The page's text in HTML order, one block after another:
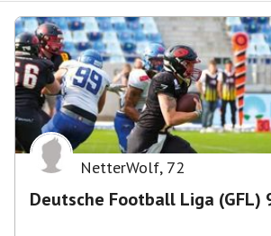
NetterWolf, 72